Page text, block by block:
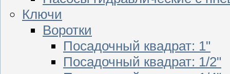
Ключи
Воротки
Посадочный квадрат: 1"
Посадочный квадрат: 1/2"